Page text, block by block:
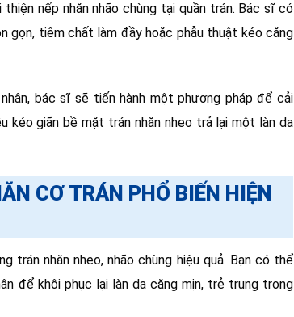
nếp nhăn nhão chùng tại quần trán. Bác sĩ có
tiêm chất làm đầy hoặc phẫu thuật kéo căng
bác sĩ sẽ tiến hành một phương pháp để cải
kéo giãn bề mặt trán nhăn nheo trả lại một làn da
CƠ TRÁN PHỔ BIẾN HIỆN
trán nhăn nheo, nhão chùng hiệu quả. Bạn có thể
để khôi phục lại làn da căng mịn, trẻ trung trong